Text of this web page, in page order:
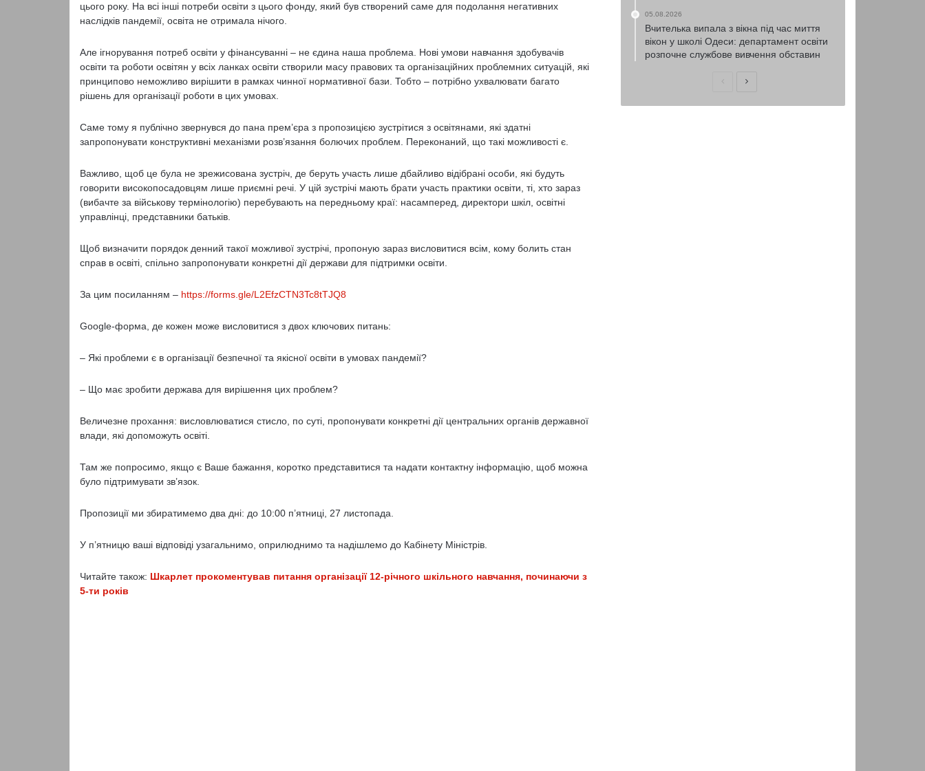
цього року. На всі інші потреби освіти з цього фонду, який був створений саме для подолання негативних
наслідків пандемії, освіта не отримала нічого.
Але ігнорування потреб освіти у фінансуванні – не єдина наша проблема. Нові умови навчання здобувачів
освіти та роботи освітян у всіх ланках освіти створили масу правових та організаційних проблемних ситуацій, які
принципово неможливо вирішити в рамках чинної нормативної бази. Тобто – потрібно ухвалювати багато
рішень для організації роботи в цих умовах.
Саме тому я публічно звернувся до пана прем’єра з пропозицією зустрітися з освітянами, які здатні
запропонувати конструктивні механізми розв’язання болючих проблем. Переконаний, що такі можливості є.
Важливо, щоб це була не зрежисована зустріч, де беруть участь лише дбайливо відібрані особи, які будуть
говорити високопосадовцям лише приємні речі. У цій зустрічі мають брати участь практики освіти, ті, хто зараз
(вибачте за військову термінологію) перебувають на передньому краї: насамперед, директори шкіл, освітні
управлінці, представники батьків.
Щоб визначити порядок денний такої можливої зустрічі, пропоную зараз висловитися всім, кому болить стан
справ в освіті, спільно запропонувати конкретні дії держави для підтримки освіти.
За цим посиланням – https://forms.gle/L2EfzCTN3Tc8tTJQ8
Google-форма, де кожен може висловитися з двох ключових питань:
– Які проблеми є в організації безпечної та якісної освіти в умовах пандемії?
– Що має зробити держава для вирішення цих проблем?
Величезне прохання: висловлюватися стисло, по суті, пропонувати конкретні дії центральних органів державної
влади, які допоможуть освіті.
Там же попросимо, якщо є Ваше бажання, коротко представитися та надати контактну інформацію, щоб можна
було підтримувати зв’язок.
Пропозиції ми збиратимемо два дні: до 10:00 п’ятниці, 27 листопада.
У п’ятницю ваші відповіді узагальнимо, оприлюднимо та надішлемо до Кабінету Міністрів.
Читайте також: Шкарлет прокоментував питання організації 12-річного шкільного навчання, починаючи з
5-ти років
05.08.2026
Вчителька випала з вікна під час миття
вікон у школі Одеси: департамент освіти
розпочне службове вивчення обставин
ПопередняНаступна